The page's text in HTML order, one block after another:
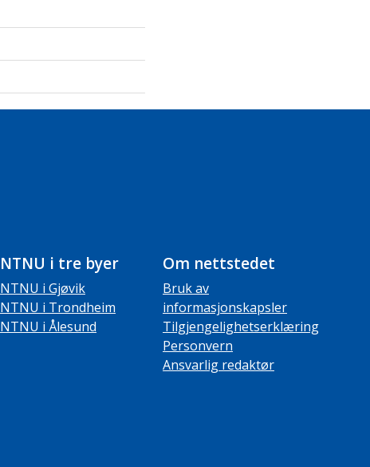
NTNU i tre byer
NTNU i Gjøvik
NTNU i Trondheim
NTNU i Ålesund
Om nettstedet
Bruk av
informasjonskapsler
Tilgjengelighetserklæring
Personvern
Ansvarlig redaktør